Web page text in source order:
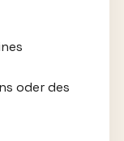
oder des